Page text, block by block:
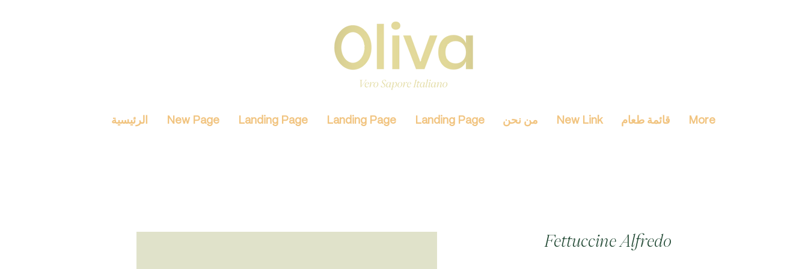
الرئيسية New Page Landing Page Landing Page Landing Page من نحن New Link قائمة طعام More
Fettuccine Alfredo